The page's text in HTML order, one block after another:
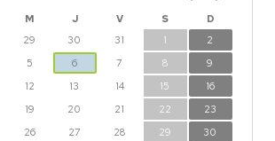
M J V S
D
29 30 31 1
2
5 6 7 8
9
12 13 14 15
16
19 20 21 22
23
26 27 28 29
30